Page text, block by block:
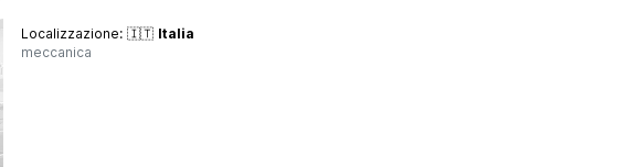
Localizzazione: 🇮🇹 Italia
meccanica